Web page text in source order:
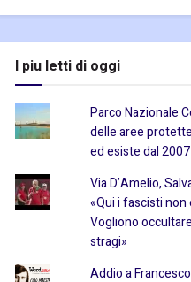
I piu letti di oggi
Parco Nazionale
delle aree
ed esiste dal 2007
Via D’Amelio,
«Qui i fascisti
Vogliono
stragi»
Addio a